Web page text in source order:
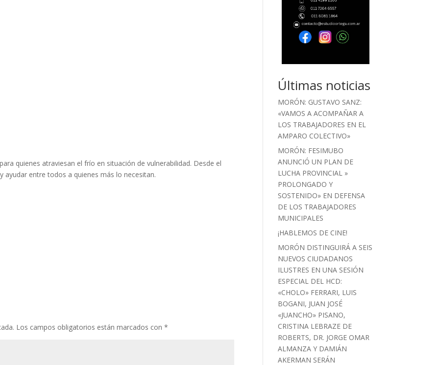
quienes atraviesan el frío en situación de vulnerabilidad. Desde el
ayudar entre todos a quienes más lo necesitan.
Los campos obligatorios están marcados con*
Últimas noticias
MORÓN: GUSTAVO SANZ:
«VAMOS A ACOMPAÑAR A
LOS TRABAJADORES EN EL
AMPARO COLECTIVO»
MORÓN: FESIMUBO
ANUNCIÓ UN PLAN DE
LUCHA PROVINCIAL »
PROLONGADO Y
SOSTENIDO» EN DEFENSA
DE LOS TRABAJADORES
MUNICIPALES
¡HABLEMOS DE CINE!
MORÓN DISTINGUIRÁ A SEIS
NUEVOS CIUDADANOS
ILUSTRES EN UNA SESIÓN
ESPECIAL DEL HCD:
«CHOLO» FERRARI, LUIS
BOGANI, JUAN JOSÉ
«JUANCHO» PISANO,
CRISTINA LEBRAZE DE
ROBERTS, DR. JORGE OMAR
ALMANZA Y DAMIÁN
AKERMAN SERÁN